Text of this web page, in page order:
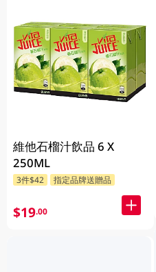
維他石榴汁飲品 6 X
250ML
3件$42 指定品牌送贈品
$19.00